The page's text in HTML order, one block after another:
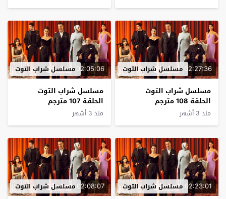
02:27:36مسلسل شراب التوت
مسلسل شراب التوت
الحلقة 108 مترجم
منذ 3 أشهر
02:05:06مسلسل شراب التوت
مسلسل شراب التوت
الحلقة 107 مترجم
منذ 3 أشهر
02:23:01 مسلسل شراب التوت 02:08:07مسلسل شراب التوت